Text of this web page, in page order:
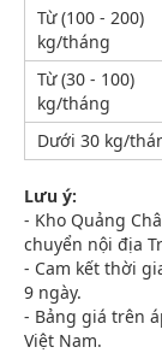
Từ (100 - 200)
kg/tháng
Từ (30 - 100)
kg/tháng
Dưới 30 kg/
Lưu ý:
- Kho Quảng
chuyển nội địa
- Cam kết thời
9 ngày.
- Bảng giá trên
Việt Nam.